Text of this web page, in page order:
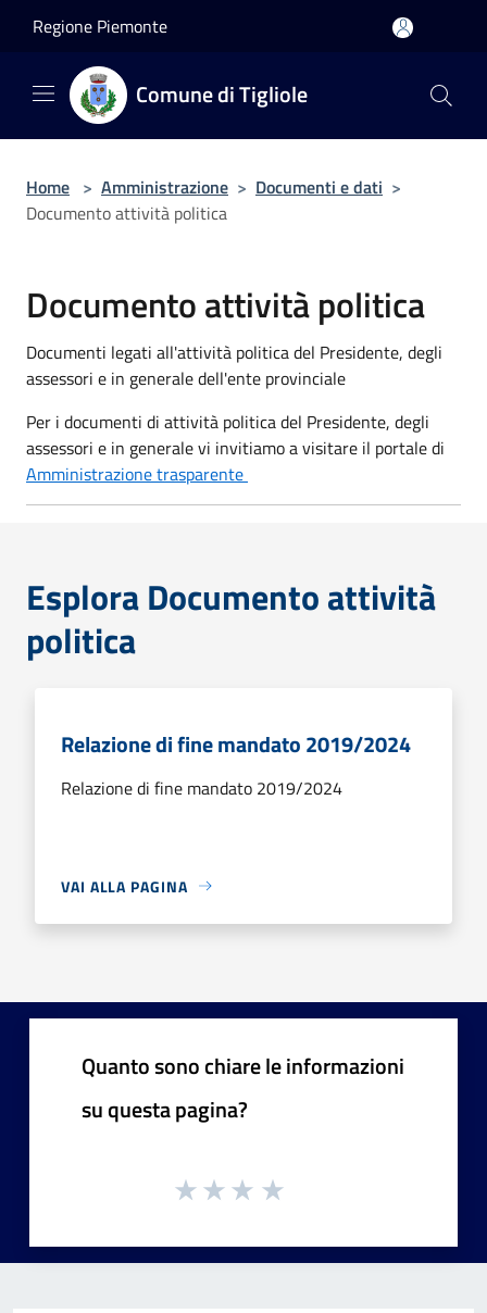
Regione Piemonte
Comune di Tigliole
Home > Amministrazione > Documenti e dati >
Documento attività politica
Documento attività politica
Documenti legati all'attività politica del Presidente, degli
assessori e in generale dell'ente provinciale
Per i documenti di attività politica del Presidente, degli
assessori e in generale vi invitiamo a visitare il portale di
Amministrazione trasparente
Esplora Documento attività
politica
Relazione di fine mandato 2019/2024
Relazione di fine mandato 2019/2024
VAI ALLA PAGINA
Quanto sono chiare le informazioni
su questa pagina?